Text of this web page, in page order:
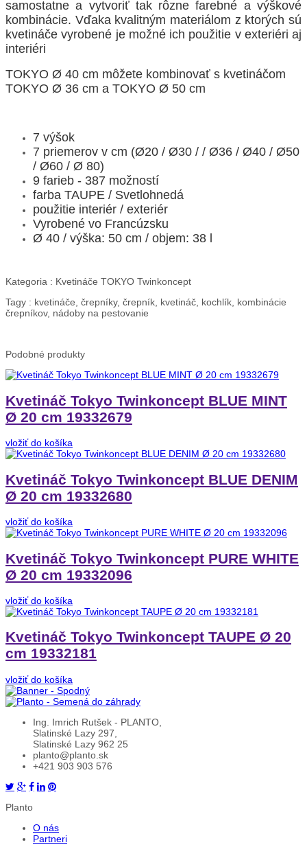
samostatne a vytvoriť tak rôzne farebné a výškové
kombinácie. Vďaka kvalitným materiálom z ktorých sú
kvetináče vyrobené je možné ich použitie v exteriéri aj
interiéri
TOKYO Ø 40 cm môžete kombinovať s kvetináčom
TOKYO Ø 36 cm a TOKYO Ø 50 cm
7 výšok
7 priemerov v cm (Ø20 / Ø30 / / Ø36 / Ø40 / Ø50
/ Ø60 / Ø 80)
9 farieb - 387 možností
farba TAUPE / Svetlohnedá
použitie interiér / exteriér
Vyrobené vo Francúzsku
Ø 40 / výška: 50 cm / objem: 38 l
Kategoria : Kvetináče TOKYO Twinkoncept
Tagy : kvetináče, črepníky, črepník, kvetináč, kochlík, kombinácie
črepníkov, nádoby na pestovanie
Podobné produkty
Kvetináč Tokyo Twinkoncept BLUE MINT
Ø 20 cm 19332679
vložiť do košíka
Kvetináč Tokyo Twinkoncept BLUE DENIM
Ø 20 cm 19332680
vložiť do košíka
Kvetináč Tokyo Twinkoncept PURE WHITE
Ø 20 cm 19332096
vložiť do košíka
Kvetináč Tokyo Twinkoncept TAUPE Ø 20
cm 19332181
vložiť do košíka
Ing. Imrich Rutšek - PLANTO,
Slatinské Lazy 297,
Slatinské Lazy 962 25
planto@planto.sk
+421 903 903 576
Planto
O nás
Partneri